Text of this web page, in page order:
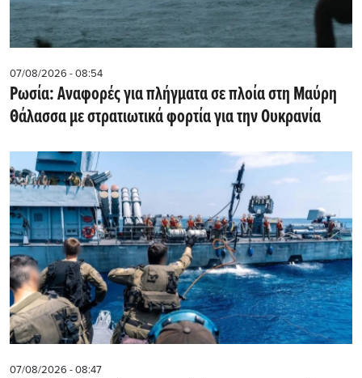
07/08/2026 - 08:54
Ρωσία: Αναφορές για πλήγματα σε πλοία στη Μαύρη
Θάλασσα με στρατιωτικά φορτία για την Ουκρανία
07/08/2026 - 08:47